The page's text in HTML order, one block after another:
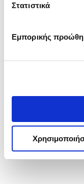
Στατιστικά
Εμπορικής